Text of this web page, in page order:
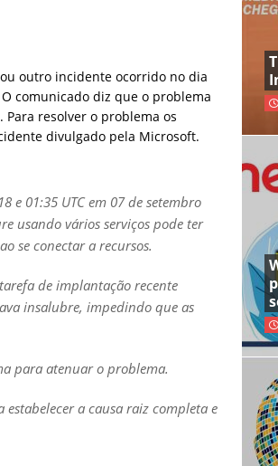
outro incidente ocorrido no dia
comunicado diz que o problema
resolver o problema os
divulgado pela Microsoft.
e 01:35 UTC em 07 de setembro
usando vários serviços pode ter
se conectar a recursos.
de implantação recente
insalubre, impedindo que as
para atenuar o problema.
a causa raiz completa e